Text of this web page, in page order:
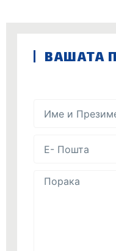
ВАШАТА